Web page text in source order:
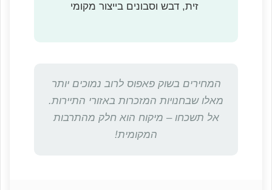
זית, דבש וסבונים בייצור מקומי
המחירים בשוק פאפוס לרוב נמוכים יותר
מאלו שבחנויות המזכרות באזורי התיירות.
אל תשכחו – מיקוח הוא חלק מהתרבות
המקומית!